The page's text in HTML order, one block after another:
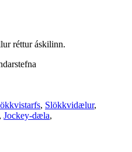
réttur áskilinn.
, Slökkvidælur,
, Jockey-dæla,